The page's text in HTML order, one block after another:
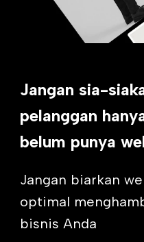
Jangan sia-
pelanggan
belum punya
Jangan biarkan
optimal
bisnis Anda